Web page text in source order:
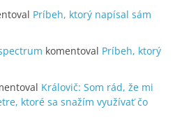
Príbeh, ktorý napísal sám
komentoval Príbeh, ktorý
Královič: Som rád, že mi
ktoré sa snažím využívať čo